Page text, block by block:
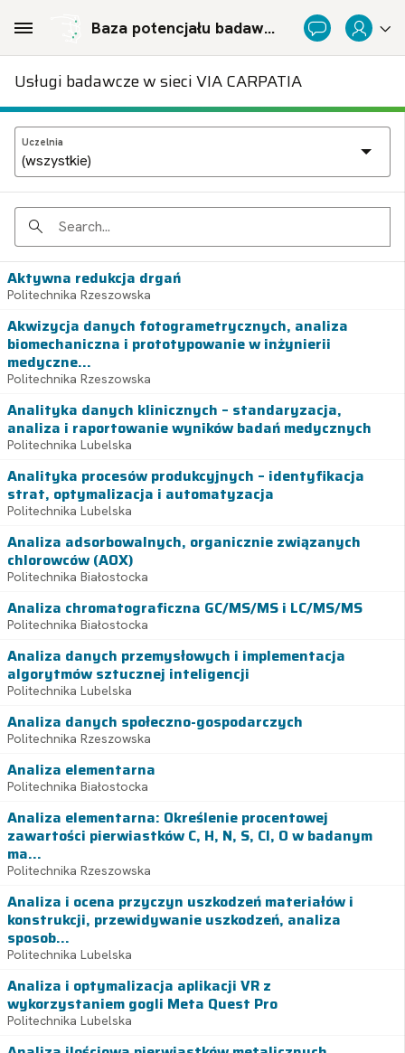
Baza potencjału badawczego Politechnicznej Sieci Via Carpatia im. Prezydenta RP Lecha Kaczyńskiego
Usługi badawcze w sieci VIA CARPATIA
Uczelnia
Search
Aktywna redukcja drgań
Politechnika Rzeszowska
Akwizycja danych fotogrametrycznych, analiza
biomechaniczna i prototypowanie w inżynierii
medyczne...
Politechnika Rzeszowska
Analityka danych klinicznych – standaryzacja,
analiza i raportowanie wyników badań medycznych
Politechnika Lubelska
Analityka procesów produkcyjnych – identyfikacja
strat, optymalizacja i automatyzacja
Politechnika Lubelska
Analiza adsorbowalnych, organicznie związanych
chlorowców (AOX)
Politechnika Białostocka
Analiza chromatograficzna GC/MS/MS i LC/MS/MS
Politechnika Białostocka
Analiza danych przemysłowych i implementacja
algorytmów sztucznej inteligencji
Politechnika Lubelska
Analiza danych społeczno-gospodarczych
Politechnika Rzeszowska
Analiza elementarna
Politechnika Białostocka
Analiza elementarna: Określenie procentowej
zawartości pierwiastków C, H, N, S, Cl, O w badanym
ma...
Politechnika Rzeszowska
Analiza i ocena przyczyn uszkodzeń materiałów i
konstrukcji, przewidywanie uszkodzeń, analiza
sposob...
Politechnika Lubelska
Analiza i optymalizacja aplikacji VR z
wykorzystaniem gogli Meta Quest Pro
Politechnika Lubelska